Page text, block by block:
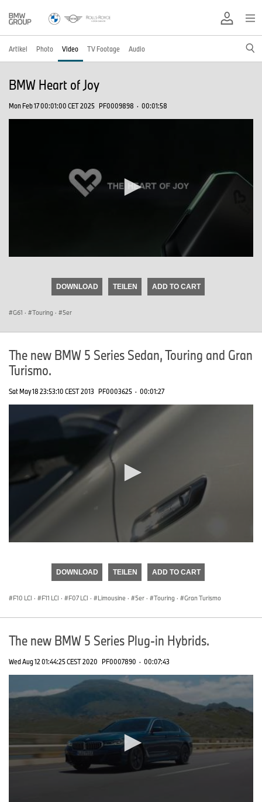
Artikel Photo Video TV Footage Audio
BMW Heart of Joy
Mon Feb 17 00:01:00 CET 2025 PF0009898 · 00:01:58
DOWNLOAD TEILEN ADD TO CART
G61 · Touring · 5er
The new BMW 5 Series Sedan, Touring and Gran
Turismo.
Sat May 18 23:53:10 CEST 2013 PF0003625 · 00:01:27
DOWNLOAD TEILEN ADD TO CART
F10 LCI · F11 LCI · F07 LCI · Limousine · 5er · Touring · Gran Turismo
The new BMW 5 Series Plug-in Hybrids.
Wed Aug 12 01:44:25 CEST 2020 PF0007890 · 00:07:43